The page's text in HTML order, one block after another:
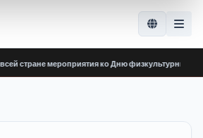
стране мероприятия ко Дню физкультурника